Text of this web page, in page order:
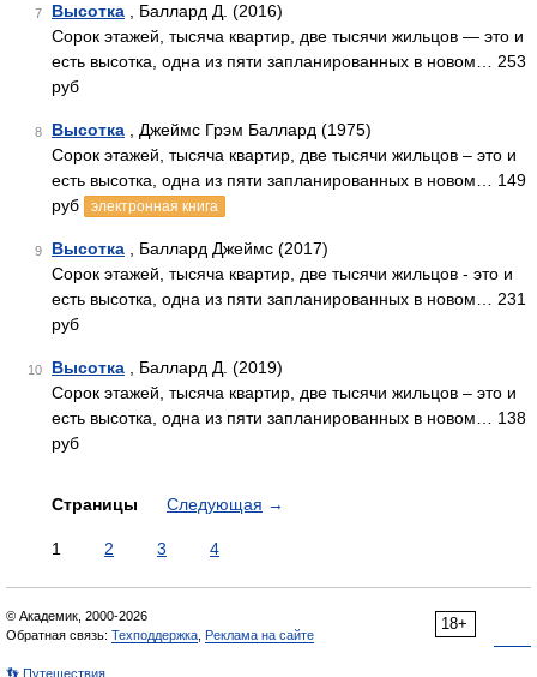
7 Высотка , Баллард Д. (2016)
Сорок этажей, тысяча квартир, две тысячи жильцов — это и
есть высотка, одна из пяти запланированных в новом… 253
руб
8 Высотка , Джеймс Грэм Баллард (1975)
Сорок этажей, тысяча квартир, две тысячи жильцов – это и
есть высотка, одна из пяти запланированных в новом… 149
руб
электронная книга
9 Высотка , Баллард Джеймс (2017)
Сорок этажей, тысяча квартир, две тысячи жильцов - это и
есть высотка, одна из пяти запланированных в новом… 231
руб
10 Высотка , Баллард Д. (2019)
Сорок этажей, тысяча квартир, две тысячи жильцов – это и
есть высотка, одна из пяти запланированных в новом… 138
руб
Страницы Следующая →
1 2 3 4
18+
© Академик, 2000-2026
Обратная связь: Техподдержка Реклама на сайте
👣 Путешествия